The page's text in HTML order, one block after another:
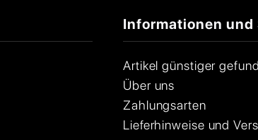
Informationen und
Artikel günstiger
Über uns
Zahlungsarten
Lieferhinweise und